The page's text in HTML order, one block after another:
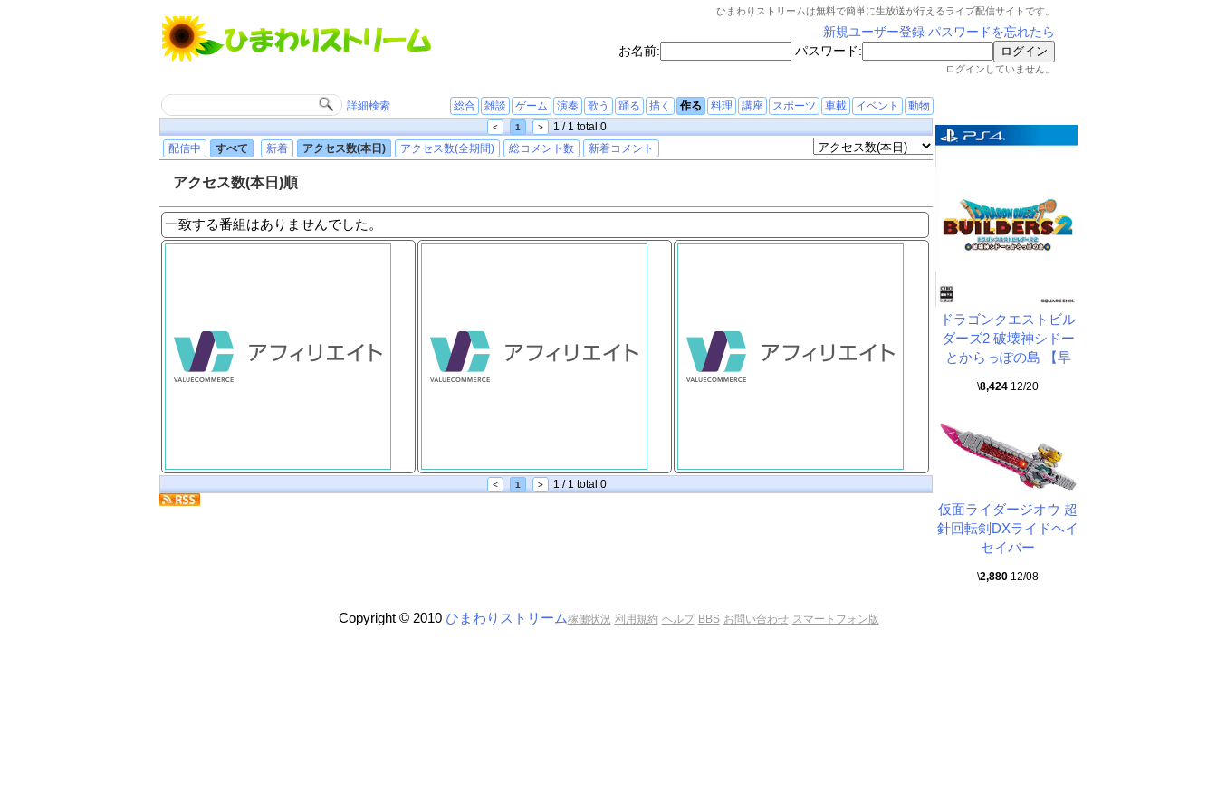
ひまわりストリームは無料で簡単に生放送が行えるライブ配信サイトです。
新規ユーザー登録 パスワードを忘れたら
お名前:
パスワード:
ログインしていません。
詳細検索 総合 雑談 ゲーム 演奏 歌う 踊る 描く 作る 料理 講座 スポーツ 車載 イベント 動物
< 1 >
1 / 1 total:0
配信中
すべて 新着 アクセス数(本日) アクセス数(全期間) 総コメント数 新着コメント
アクセス数(本日)順
一致する番組はありませんでした。
< 1 > 1 / 1 total:0
ドラゴンクエストビル
ダーズ2 破壊神シドー
とからっぽの島 【早
\8,424 12/20
仮面ライダージオウ 超
針回転剣DXライドヘイ
セイバー
\2,880 12/08
Copyright © 2010 ひまわりストリーム稼働状況 利用規約 ヘルプ BBS お問い合わせ スマートフォン版